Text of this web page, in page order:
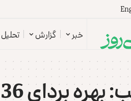
خبر گزارش تحلیل
بهره بردای 36 پروژه انکشافی در دایکندی